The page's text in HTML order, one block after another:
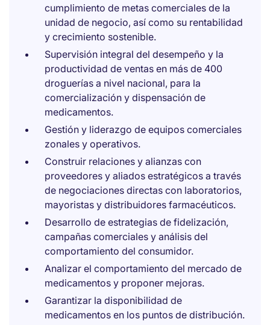
cumplimiento de metas comerciales de la
unidad de negocio, así como su rentabilidad
y crecimiento sostenible.
Supervisión integral del desempeño y la
productividad de ventas en más de 400
droguerías a nivel nacional, para la
comercialización y dispensación de
medicamentos.
Gestión y liderazgo de equipos comerciales
zonales y operativos.
Construir relaciones y alianzas con
proveedores y aliados estratégicos a través
de negociaciones directas con laboratorios,
mayoristas y distribuidores farmacéuticos.
Desarrollo de estrategias de fidelización,
campañas comerciales y análisis del
comportamiento del consumidor.
Analizar el comportamiento del mercado de
medicamentos y proponer mejoras.
Garantizar la disponibilidad de
medicamentos en los puntos de distribución.